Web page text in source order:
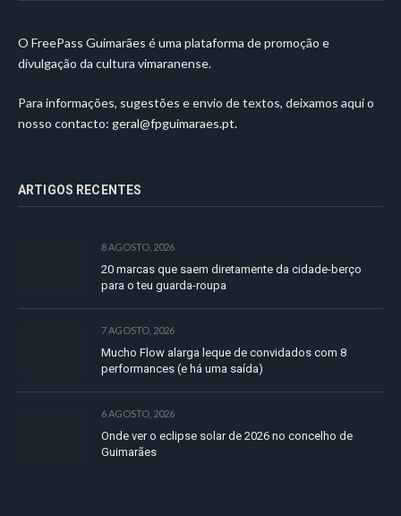
O FreePass Guimarães é uma plataforma de promoção e
divulgação da cultura vimaranense.
Para informações, sugestões e envio de textos, deixamos aqui o
nosso contacto: geral@fpguimaraes.pt.
ARTIGOS RECENTES
8 AGOSTO, 2026
20 marcas que saem diretamente da cidade-berço
para o teu guarda-roupa
7 AGOSTO, 2026
Mucho Flow alarga leque de convidados com 8
performances (e há uma saída)
6 AGOSTO, 2026
Onde ver o eclipse solar de 2026 no concelho de
Guimarães